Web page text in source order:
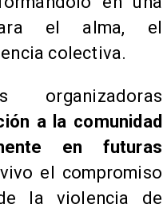
el alma, el
colectiva.
a la comunidad
en futuras
el compromiso
la violencia de